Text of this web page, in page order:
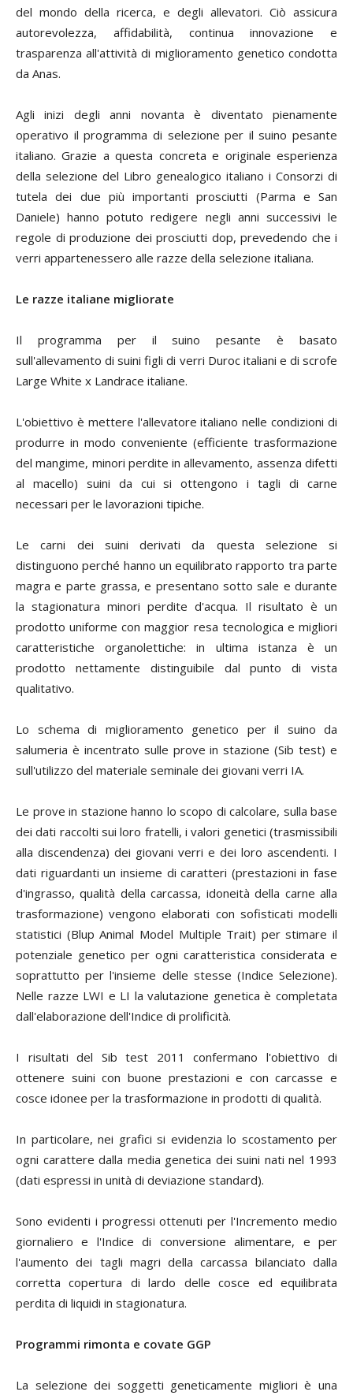
del mondo della ricerca, e degli allevatori. Ciò assicura
autorevolezza, affidabilità, continua innovazione e
trasparenza all'attività di miglioramento genetico condotta
da Anas.
Agli inizi degli anni novanta è diventato pienamente
operativo il programma di selezione per il suino pesante
italiano. Grazie a questa concreta e originale esperienza
della selezione del Libro genealogico italiano i Consorzi di
tutela dei due più importanti prosciutti (Parma e San
Daniele) hanno potuto redigere negli anni successivi le
regole di produzione dei prosciutti dop, prevedendo che i
verri appartenessero alle razze della selezione italiana.
Le razze italiane migliorate
Il programma per il suino pesante è basato
sull'allevamento di suini figli di verri Duroc italiani e di scrofe
Large White x Landrace italiane.
L'obiettivo è mettere l'allevatore italiano nelle condizioni di
produrre in modo conveniente (efficiente trasformazione
del mangime, minori perdite in allevamento, assenza difetti
al macello) suini da cui si ottengono i tagli di carne
necessari per le lavorazioni tipiche.
Le carni dei suini derivati da questa selezione si
distinguono perché hanno un equilibrato rapporto tra parte
magra e parte grassa, e presentano sotto sale e durante
la stagionatura minori perdite d'acqua. Il risultato è un
prodotto uniforme con maggior resa tecnologica e migliori
caratteristiche organolettiche: in ultima istanza è un
prodotto nettamente distinguibile dal punto di vista
qualitativo.
Lo schema di miglioramento genetico per il suino da
salumeria è incentrato sulle prove in stazione (Sib test) e
sull'utilizzo del materiale seminale dei giovani verri IA.
Le prove in stazione hanno lo scopo di calcolare, sulla base
dei dati raccolti sui loro fratelli, i valori genetici (trasmissibili
alla discendenza) dei giovani verri e dei loro ascendenti. I
dati riguardanti un insieme di caratteri (prestazioni in fase
d'ingrasso, qualità della carcassa, idoneità della carne alla
trasformazione) vengono elaborati con sofisticati modelli
statistici (Blup Animal Model Multiple Trait) per stimare il
potenziale genetico per ogni caratteristica considerata e
soprattutto per l'insieme delle stesse (Indice Selezione).
Nelle razze LWI e LI la valutazione genetica è completata
dall'elaborazione dell'Indice di prolificità.
I risultati del Sib test 2011 confermano l'obiettivo di
ottenere suini con buone prestazioni e con carcasse e
cosce idonee per la trasformazione in prodotti di qualità.
In particolare, nei grafici si evidenzia lo scostamento per
ogni carattere dalla media genetica dei suini nati nel 1993
(dati espressi in unità di deviazione standard).
Sono evidenti i progressi ottenuti per l'Incremento medio
giornaliero e l'Indice di conversione alimentare, e per
l'aumento dei tagli magri della carcassa bilanciato dalla
corretta copertura di lardo delle cosce ed equilibrata
perdita di liquidi in stagionatura.
Programmi rimonta e covate GGP
La selezione dei soggetti geneticamente migliori è una